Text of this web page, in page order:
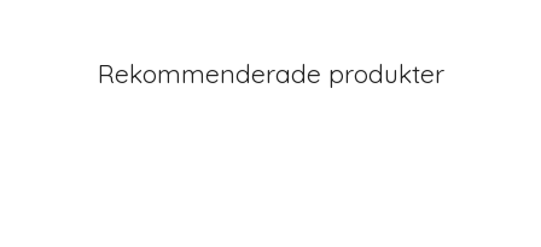
Rekommenderade produkter